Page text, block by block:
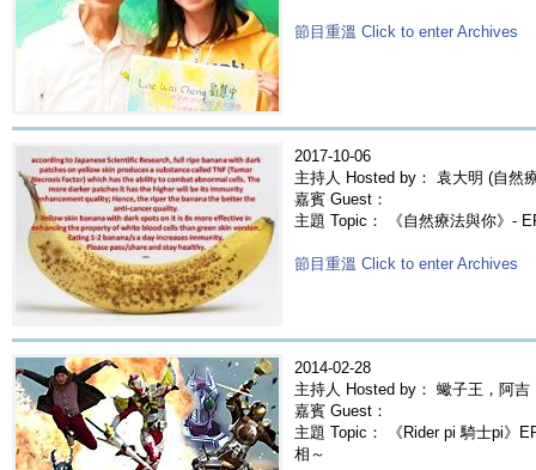
節目重溫 Click to enter Archives
2017-10-06
主持人 Hosted by： 袁大明 (自然
嘉賓 Guest：
主題 Topic： 《自然療法與你》-
節目重溫 Click to enter Archives
2014-02-28
主持人 Hosted by： 蠍子王，阿
嘉賓 Guest：
主題 Topic： 《Rider pi 騎士pi》
相～